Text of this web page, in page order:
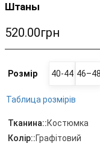
Штаны
520.00грн
Розмір 40-44 46–48
Таблица розмірів
Тканина::Костюмка
Колір::Графітовий